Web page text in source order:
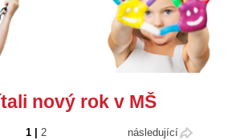
nový rok v MŠ
1 2 následující